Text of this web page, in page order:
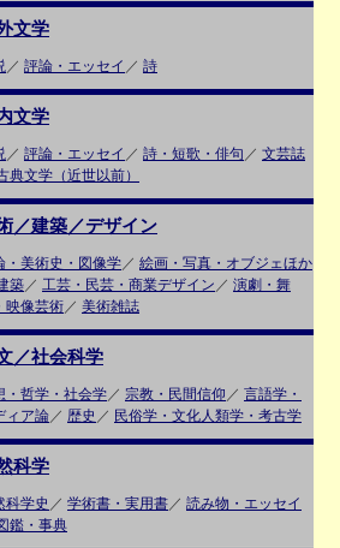
文学
／ 評論・エッセイ ／ 詩
文学
／ 評論・エッセイ ／ 詩・短歌・俳句 ／ 文芸誌
典文学（近世以前）
／建築／デザイン
・美術史・図像学／ 絵画・写真・オブジェほか
築／ 工芸・民芸・商業デザイン ／ 演劇・舞
映像芸術／ 美術雑誌
／社会科学
・哲学・社会学／ 宗教・民間信仰 ／ 言語学・
ィア論／ 歴史 ／ 民俗学・文化人類学・考古学
科学
科学史 ／ 学術書・実用書／ 読み物・エッセイ
鑑・事典